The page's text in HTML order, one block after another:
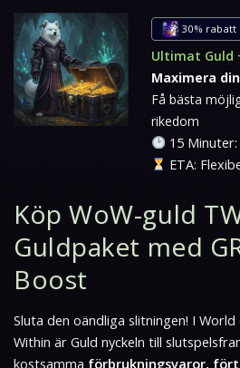
30% rabatt
Ultimat Guld
Maximera
Få bästa
rikedom
15
ETA:
Köp WoW-guld
Guldpaket med
Boost
Sluta den oändliga slitningen! I World
Within är Guld nyckeln till
kostsamma förbrukningsvaror,